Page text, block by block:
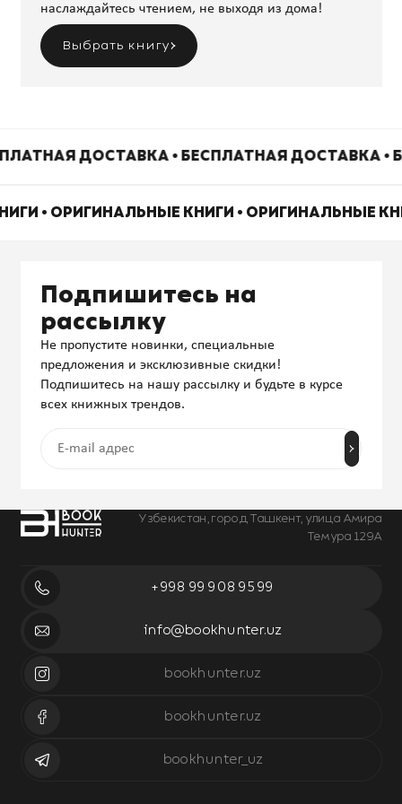
наслаждайтесь чтением, не выходя из дома!
Выбрать книгу
ДОСТАВКА • БЕСПЛАТНАЯ ДОСТАВКА
• ОРИГИНАЛЬНЫЕ КНИГИ • ОРИГИНАЛЬНЫЕ
Узбекистан, город Ташкент, улица Амира
Темура 129А
+998 99 908 95 99
info@bookhunter.uz
bookhunter.uz
bookhunter.uz
bookhunter_uz
Подпишитесь на
рассылку
Не пропустите новинки, специальные
предложения и эксклюзивные скидки!
Подпишитесь на нашу рассылку и будьте в курсе
всех книжных трендов.